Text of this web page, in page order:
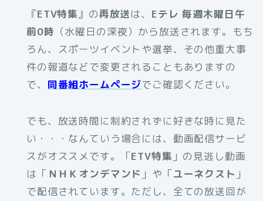
『ETV特集』の再放送は、 Eテレ 毎週木曜日午
前0時 （水曜日の深夜）から放送されます。もち
ろん、スポーツイベントや選挙、その他重大事
件の報道などで変更されることもありますの
で、 同番組ホームページでご確認ください。
でも、放送時間に制約されずに好きな時に見た
い・・・なんていう場合には、動画配信サービ
スがオススメです。
「ETV特集 」の見逃し動画
は「 ＮＨＫオンデマンド 」や「ユーネクスト 」
で配信されています。ただし、全ての放送回が